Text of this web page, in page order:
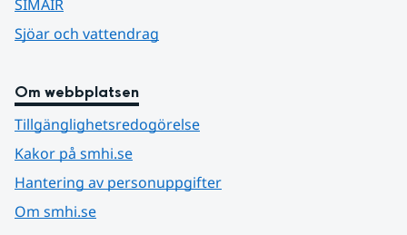
SIMAIR
Sjöar och vattendrag
Om webbplatsen
Tillgänglighetsredogörelse
Kakor på smhi.se
Hantering av personuppgifter
Om smhi.se